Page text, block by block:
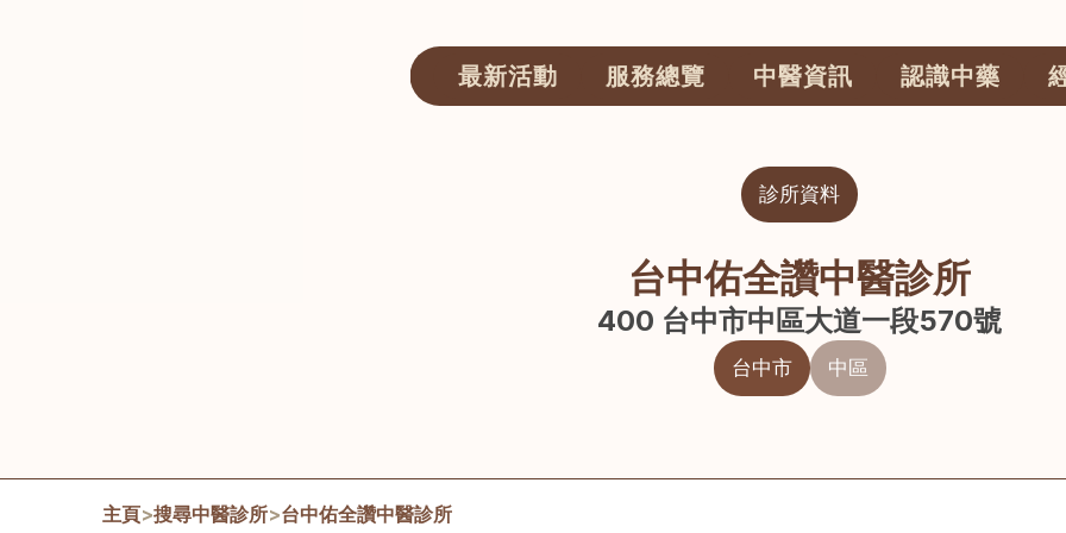
最新活動 服務總覽 中醫資訊 認識中藥
診所資料
台中佑全讚中醫診所
400 台中市中區大道一段570號
台中市 中區
主頁>搜尋中醫診所>台中佑全讚中醫診所